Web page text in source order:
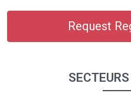
Request